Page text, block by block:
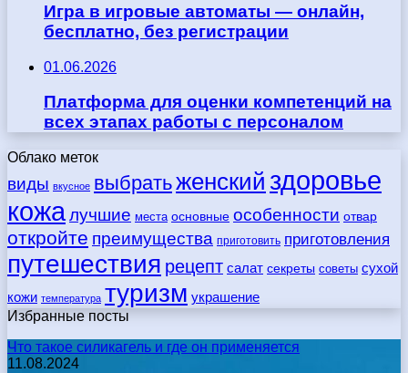
Игра в игровые автоматы — онлайн,
бесплатно, без регистрации
01.06.2026
Платформа для оценки компетенций на
всех этапах работы с персоналом
Облако меток
виды вкусное выбратьженский здоровье
кожалучшие места основные особенности отвар
откройте преимущества приготовить приготовления
путешествия рецепт салат секреты советы сухой
кожи температура туризм украшение
Избранные посты
Что такое силикагель и где он применяется
11.08.2024